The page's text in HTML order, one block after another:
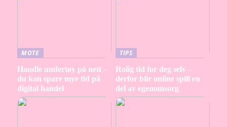
MOTE
Handle undertøy på nett –
du kan spare mye tid på
digital handel
TIPS
Rolig tid for deg selv –
derfor blir online spill en
del av egenomsorg